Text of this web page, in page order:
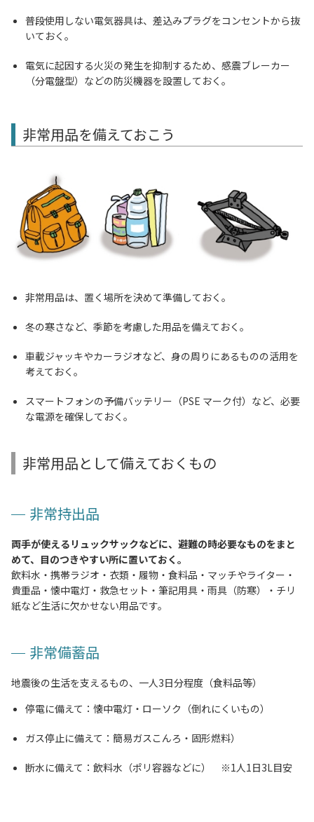
普段使用しない電気器具は、差込みプラグをコンセントから抜
いておく。
電気に起因する火災の発生を抑制するため、感震ブレーカー
（分電盤型）などの防災機器を設置しておく。
非常用品を備えておこう
非常用品は、置く場所を決めて準備しておく。
冬の寒さなど、季節を考慮した用品を備えておく。
車載ジャッキやカーラジオなど、身の周りにあるものの活用を
考えておく。
スマートフォンの予備バッテリー（PSE マーク付）など、必要
な電源を確保しておく。
非常用品として備えておくもの
非常持出品
両手が使えるリュックサックなどに、避難の時必要なものをまと
めて、目のつきやすい所に置いておく。
飲料水・携帯ラジオ・衣類・履物・食料品・マッチやライター・
貴重品・懐中電灯・救急セット・筆記用具・雨具（防寒）・チリ
紙など生活に欠かせない用品です。
非常備蓄品
地震後の生活を支えるもの、一人3日分程度（食料品等）
停電に備えて：懐中電灯・ローソク（倒れにくいもの）
ガス停止に備えて：簡易ガスこんろ・固形燃料）
断水に備えて：飲料水（ポリ容器などに） 1人1日3L目安